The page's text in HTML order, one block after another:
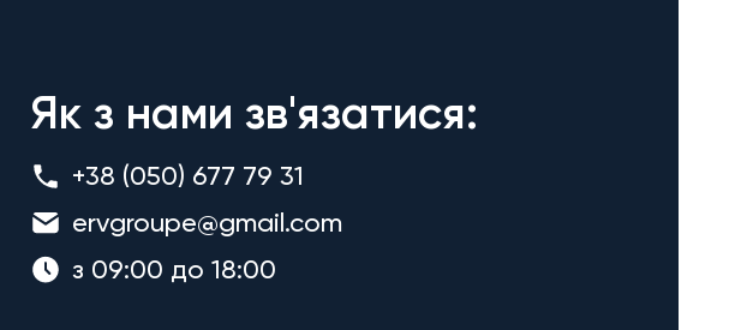
Як з нами зв'язатися:
+38 (050) 677 79 31
ervgroupe@gmail.com
з 09:00 до 18:00